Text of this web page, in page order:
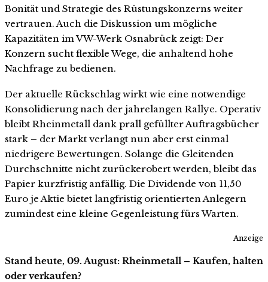
Bonität und Strategie des Rüstungskonzerns weiter
vertrauen. Auch die Diskussion um mögliche
Kapazitäten im VW-Werk Osnabrück zeigt: Der
Konzern sucht flexible Wege, die anhaltend hohe
Nachfrage zu bedienen.
Der aktuelle Rückschlag wirkt wie eine notwendige
Konsolidierung nach der jahrelangen Rallye. Operativ
bleibt Rheinmetall dank prall gefüllter Auftragsbücher
stark – der Markt verlangt nun aber erst einmal
niedrigere Bewertungen. Solange die Gleitenden
Durchschnitte nicht zurückerobert werden, bleibt das
Papier kurzfristig anfällig. Die Dividende von 11,50
Euro je Aktie bietet langfristig orientierten Anlegern
zumindest eine kleine Gegenleistung fürs Warten.
Anzeige
Stand heute, 09. August: Rheinmetall – Kaufen, halten
oder verkaufen?